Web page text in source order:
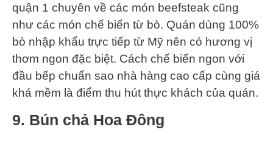
quận 1 chuyên về các món beefsteak cũng
như các món chế biến từ bò. Quán dùng 100%
bò nhập khẩu trực tiếp từ Mỹ nên có hương vị
thơm ngon đặc biệt. Cách chế biến ngon với
đầu bếp chuẩn sao nhà hàng cao cấp cùng giá
khá mềm là điểm thu hút thực khách của quán.
9. Bún chả Hoa Đông